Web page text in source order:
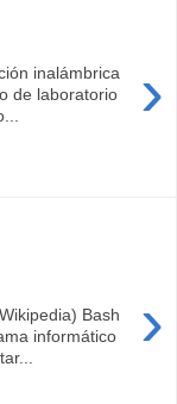
›
inalámbrica
de laboratorio
›
Bash
informático